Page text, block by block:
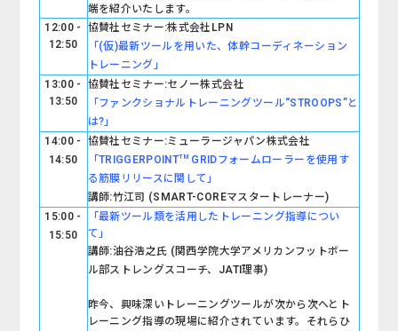
端を紹介いたします。
12:00 -
12:50
協賛社 セミナー:株式会社LPN
「(仮)最新ツールを用いた、体幹コーディネーション
トレーニング」
13:00 -
13:50
協賛社セミナー:セノー株式会社
「ファンクショナルトレーニングツール“STROOPS”と
は?」
14:00 -
14:50
協賛社セミナー:ミューラージャパン株式会社
「TRIGGERPOINTTMGRIDフォームローラーを使用す
る筋膜リリースに関して」
講師:竹江司 (SMART-COREマスタートレーナー)
15:00 -
15:50
「最新ツール類を活用したトレーニング指導につい
て」
講師:油谷浩之氏 ( 関西学院大学アメリカンフットボー
ル部ストレングスコーチ、 JATI理事)
昨今、興味深いトレーニングツールが次から次へとト
レーニング指導の現場に紹介されています。それらひ